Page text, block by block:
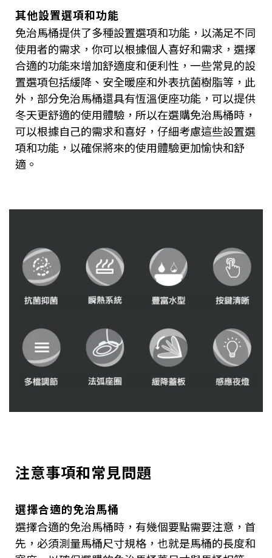
其他設置選項和功能
免治馬桶提供了多種設置選項和功能，以滿足不同
使用者的需求，你可以根據個人喜好和需求，選擇
合適的功能來增加舒適度和便利性，一些常見的設
置選項包括緩降、安全暖座和外表抗菌樹脂等，此
外，部分免治馬桶還具有恆溫便座功能，可以提供
冬天更舒適的使用體驗，所以在選購免治馬桶時，
可以根據自己的需求和喜好，仔細考慮這些設置選
項和功能，以確保將來的使用體驗更加愉快和舒
適。
注意事項和常見問題
選擇合適的免治馬桶
選擇合適的免治馬桶時，有幾個要點需要注意，首
先，必須測量馬桶尺寸規格，也就是馬桶的長度和